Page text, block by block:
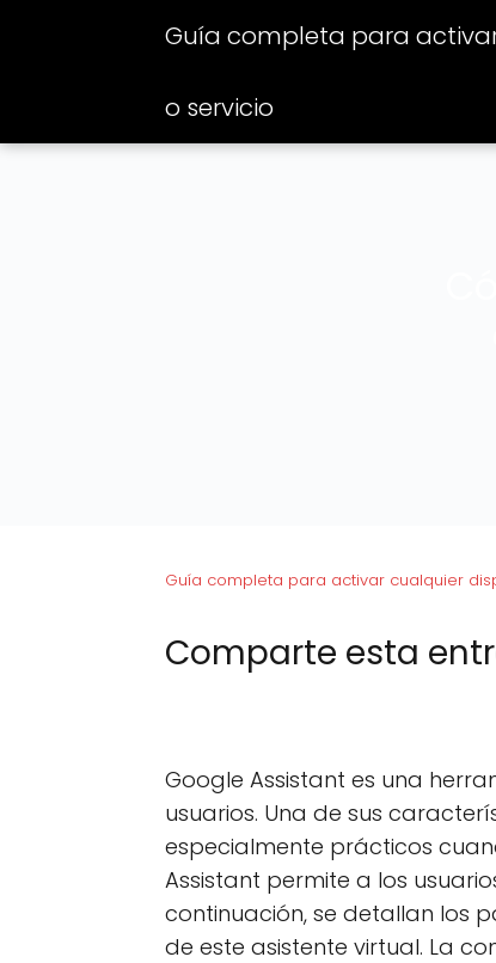
Guía completa para
o servicio
Guía completa para activar cualquier
Comparte esta
p
a
r
t
i
e
n
Google Assistant es una
usuarios. Una de sus
especialmente prácticos
Assistant permite a los
continuación, se detallan los
de este asistente virtual. La